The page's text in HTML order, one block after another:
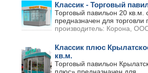
Классик - Торговый
Торговый павильон 20 кв.м.
предназначен для торговли
производитель: Корона,
Классик плюс
кв.м.
Торговый павильон